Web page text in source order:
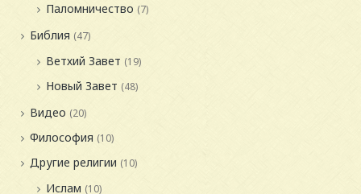
Паломничество (7)
Библия (47)
Ветхий Завет (19)
Новый Завет (48)
Видео (20)
Философия (10)
Другие религии (10)
Ислам (10)